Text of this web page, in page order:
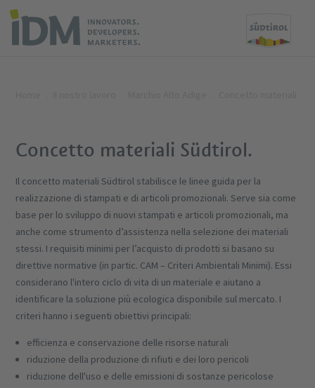
Concetto materiali Südtirol.
Il concetto materiali Südtirol stabilisce le linee guida per la
realizzazione di stampati e di articoli promozionali. Serve sia come
base per lo sviluppo di nuovi stampati e articoli promozionali, ma
anche come strumento d’assistenza nella selezione dei materiali
stessi. I requisiti minimi per l’acquisto di prodotti si basano su
direttive normative (in partic. CAM – Criteri Ambientali Minimi). Essi
considerano l'intero ciclo di vita di un materiale e aiutano a
identificare la soluzione più ecologica disponibile sul mercato. I
criteri hanno i seguenti obiettivi principali:
efficienza e conservazione delle risorse naturali
riduzione della produzione di rifiuti e dei loro pericoli
riduzione dell'uso e delle emissioni di sostanze pericolose